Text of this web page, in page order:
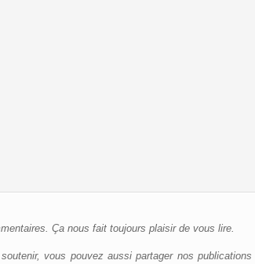
Ça nous fait toujours plaisir de vous lire.
vous pouvez aussi partager nos publications